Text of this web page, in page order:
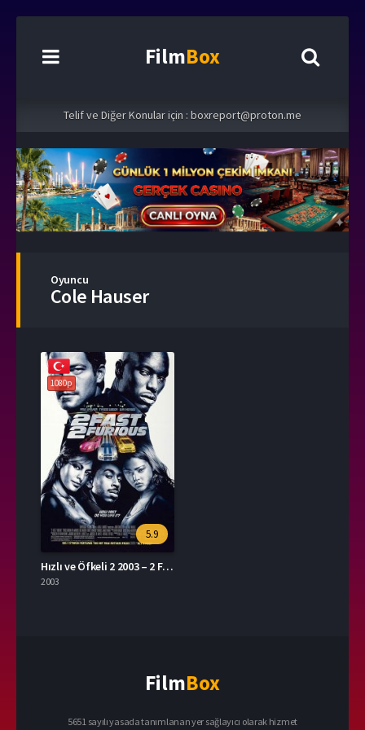
FilmBox
Telif ve Diğer Konular için : boxreport@proton.me
Oyuncu
Cole Hauser
1080p
5.9
Hızlı ve Öfkeli 2 2003 – 2 Fast 2 Furious 1080p Turkce Dublaj izle
2003
FilmBox
5651 sayılı yasada tanımlanan yer sağlayıcı olarak hizmet